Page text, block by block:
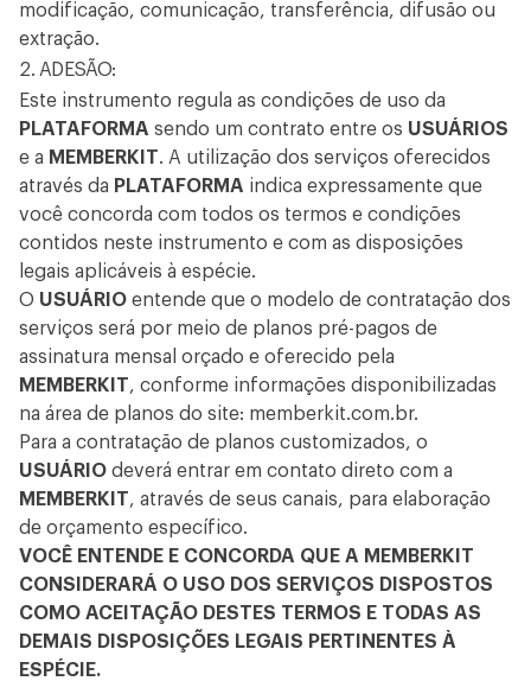
modificação, comunicação, transferência, difusão ou
extração.
2. ADESÃO:
Este instrumento regula as condições de uso da
PLATAFORMA sendo um contrato entre os USUÁRIOS
e a MEMBERKIT. A utilização dos serviços oferecidos
através da PLATAFORMA indica expressamente que
você concorda com todos os termos e condições
contidos neste instrumento e com as disposições
legais aplicáveis à espécie.
O USUÁRIO entende que o modelo de contratação dos
serviços será por meio de planos pré-pagos de
assinatura mensal orçado e oferecido pela
MEMBERKIT, conforme informações disponibilizadas
na área de planos do site: memberkit.com.br.
Para a contratação de planos customizados, o
USUÁRIO deverá entrar em contato direto com a
MEMBERKIT, através de seus canais, para elaboração
de orçamento específico.
VOCÊ ENTENDE E CONCORDA QUE A MEMBERKIT
CONSIDERARÁ O USO DOS SERVIÇOS DISPOSTOS
COMO ACEITAÇÃO DESTES TERMOS E TODAS AS
DEMAIS DISPOSIÇÕES LEGAIS PERTINENTES À
ESPÉCIE.